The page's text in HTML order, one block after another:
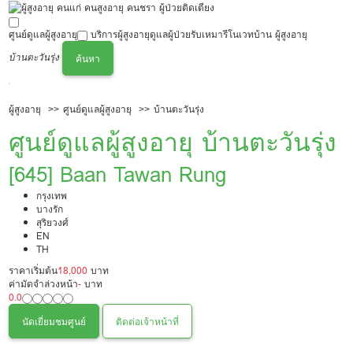
ศูนย์ดูแลผู้สูงอายุ บริการผู้สูงอายุดูแลผู้ป่วยรับเหมารีโนเวทบ้าน ผู้สูงอายุ
บ้านตะวันรุ่ง
ค้นหา
ผู้สูงอายุ ศูนย์ดูแลผู้สูงอายุ บ้านตะวันรุ่ง
ศูนย์ดูแลผู้สูงอายุ บ้านตะวันรุ่ง
[645] Baan Tawan Rung
กรุงเทพ
บางรัก
สุริยวงศ์
EN
TH
ราคาเริ่มต้น18,000 บาท
ค่ามัดจำล่วงหน้า- บาท
0.0
นัดเยี่ยมชมศูนย์
ติดต่อเจ้าหน้าที่